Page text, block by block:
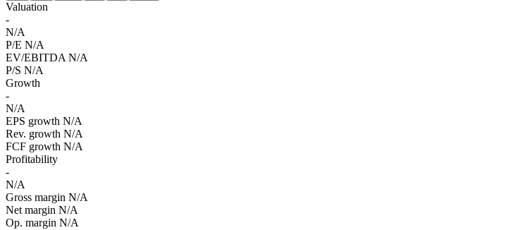
Valuation
-
N/A
P/E N/A
EV/EBITDA N/A
P/S N/A
Growth
-
N/A
EPS growth N/A
Rev. growth N/A
FCF growth N/A
Profitability
-
N/A
Gross margin N/A
Net margin N/A
Op. margin N/A